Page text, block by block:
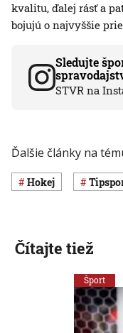
kvalitu, ďalej rásť a
bojujú o najvyššie
Sledujte
STVR na
Ďalšie články na
Hokej
Čítajte tiež
Šport